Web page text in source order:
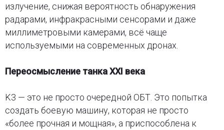
излучение, снижая вероятность обнаружения
радарами, инфракрасными сенсорами и даже
миллиметровыми камерами, всё чаще
используемыми на современных дронах.
Переосмысление танка XXI века
K3 — это не просто очередной ОБТ. Это попытка
создать боевую машину, которая не просто
«более прочная и мощная», а приспособлена к